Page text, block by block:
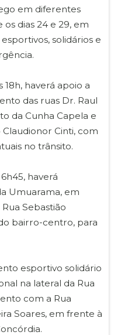
em diferentes
dias 24 e 29, em
solidários e
18h, haverá apoio a
das ruas Dr. Raul
da Cunha Capela e
Cinti, com
no trânsito.
haverá
Umuarama, em
Sebastião
bairro-centro, para
esportivo solidário
na lateral da Rua
com a Rua
Soares, em frente à